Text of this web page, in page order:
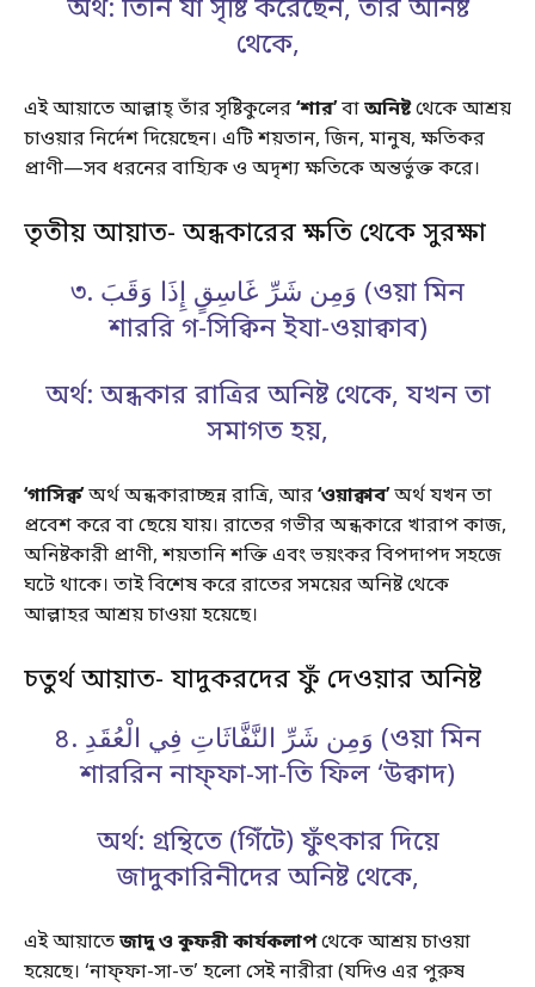
অর্থ: তিনি যা সৃষ্টি করেছেন, তার অনিষ্ট
থেকে,
এই আয়াতে আল্লাহ্ তাঁর সৃষ্টিকুলের‘শার’বাঅনিষ্টথেকে আশ্রয়
চাওয়ার নির্দেশ দিয়েছেন। এটি শয়তান, জিন, মানুষ, ক্ষতিকর
প্রাণী—সব ধরনের বাহ্যিক ও অদৃশ্য ক্ষতিকে অন্তর্ভুক্ত করে।
তৃতীয় আয়াত- অন্ধকারের ক্ষতি থেকে সুরক্ষা
৩. وَمِن شَرِّ غَاسِقٍ إِذَا وَقَبَ (ওয়া মিন
শাররি গ-সিক্বিন ইযা-ওয়াক্বাব)
অর্থ: অন্ধকার রাত্রির অনিষ্ট থেকে, যখন তা
সমাগত হয়,
‘গাসিক্ব’অর্থ অন্ধকারাচ্ছন্ন রাত্রি, আর‘ওয়াক্বাব’অর্থ যখন তা
প্রবেশ করে বা ছেয়ে যায়। রাতের গভীর অন্ধকারে খারাপ কাজ,
অনিষ্টকারী প্রাণী, শয়তানি শক্তি এবং ভয়ংকর বিপদাপদ সহজে
ঘটে থাকে। তাই বিশেষ করে রাতের সময়ের অনিষ্ট থেকে
আল্লাহর আশ্রয় চাওয়া হয়েছে।
চতুর্থ আয়াত- যাদুকরদের ফুঁ দেওয়ার অনিষ্ট
৪. وَمِن شَرِّ النَّفَّاثَاتِ فِي الْعُقَدِ (ওয়া মিন
শাররিন নাফ্ফা-সা-তি ফিল ‘উক্বাদ)
অর্থ: গ্রন্থিতে (গিঁটে) ফুঁৎকার দিয়ে
জাদুকারিনীদের অনিষ্ট থেকে,
এই আয়াতেজাদু ও কুফরী কার্যকলাপথেকে আশ্রয় চাওয়া
হয়েছে। ‘নাফ্ফা-সা-ত’ হলো সেই নারীরা (যদিও এর পুরুষ